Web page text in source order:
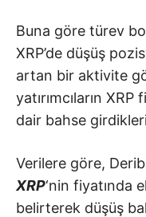
Buna göre türev
XRP’de düşüş
artan bir aktivite
yatırımcıların
dair bahse
Verilere göre,
XRP‘nin fiyatında
belirterek düşüş